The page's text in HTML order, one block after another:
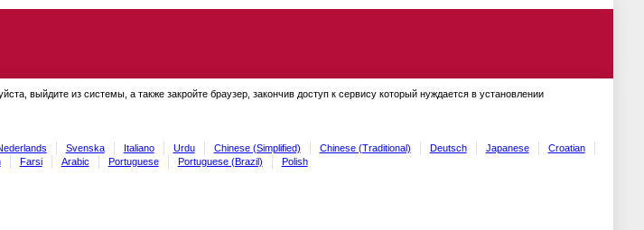
выйдите из системы, а также закройте браузер, закончив доступ к сервису который нуждается в установлении
Svenska Italiano Urdu Chinese (Simplified) Chinese (Traditional) Deutsch Japanese
Croatian
Farsi Arabic Portuguese Portuguese (Brazil) Polish